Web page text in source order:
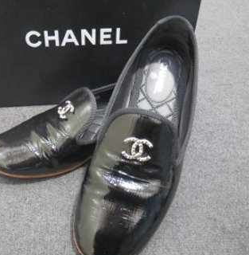
整理・断捨離・引越し
ースは年々増加傾向です。
ったお困りの方からのご依頼も大歓
なにが値段つくかわからない…
気軽に上記フォームより出張買取を